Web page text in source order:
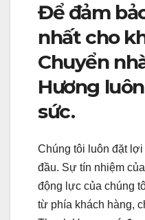
Để đảm
nhất cho
Chuyển
Hương
sức.
Chúng tôi luôn đặt
đầu. Sự tín nhiệm
động lực của chúng
từ phía khách hàng,